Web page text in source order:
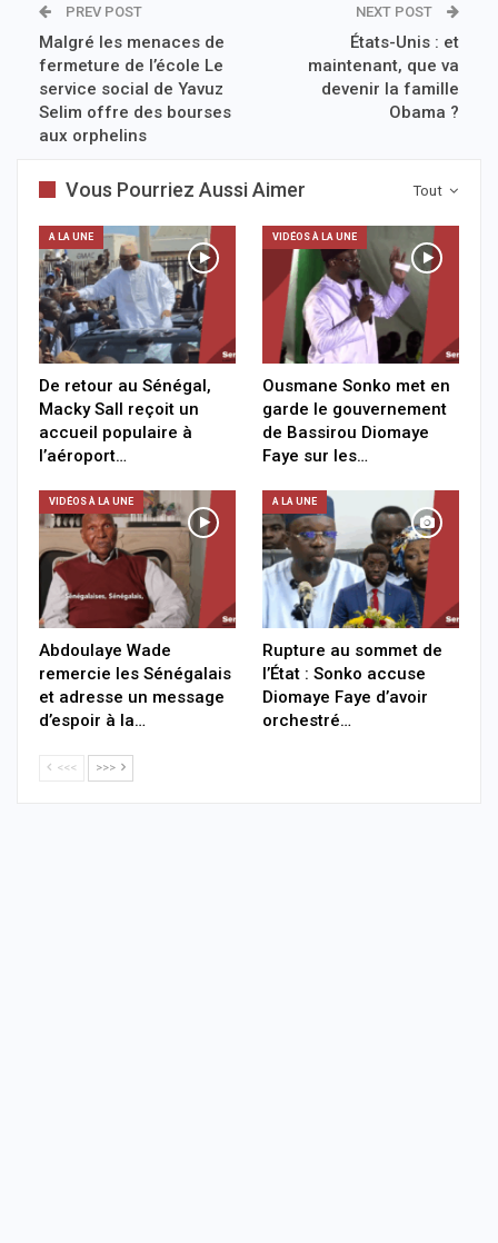
PREV POST
Malgré les menaces de
fermeture de l’école Le
service social de Yavuz
Selim offre des bourses
aux orphelins
NEXT POST
États-Unis : et
maintenant, que va
devenir la famille
Obama ?
Tout
Vous Pourriez Aussi Aimer
A LA UNE
De retour au Sénégal,
Macky Sall reçoit un
accueil populaire à
l’aéroport…
VIDÉOS À LA UNE
Ousmane Sonko met en
garde le gouvernement
de Bassirou Diomaye
Faye sur les…
VIDÉOS À LA UNE
Abdoulaye Wade
remercie les Sénégalais
et adresse un message
d’espoir à la…
A LA UNE
Rupture au sommet de
l’État : Sonko accuse
Diomaye Faye d’avoir
orchestré…
<<< >>>